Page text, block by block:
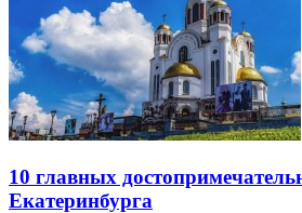
10 главных
Екатеринбурга